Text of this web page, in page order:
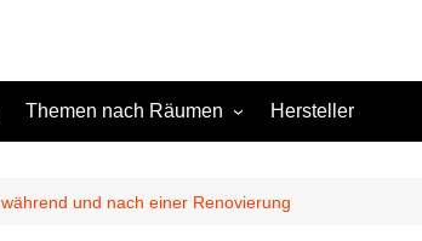
Themen nach Räumen
Kinderzimmer
Hersteller
und nach einer Renovierung